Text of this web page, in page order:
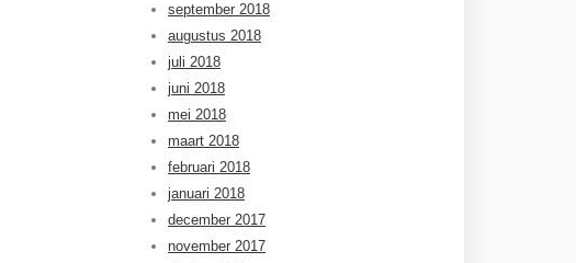
september 2018
augustus 2018
juli 2018
juni 2018
mei 2018
maart 2018
februari 2018
januari 2018
december 2017
november 2017